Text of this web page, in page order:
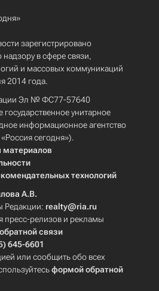
зарегистрировано
в сфере связи,
и массовых коммуникаций
2014 года.
Эл № ФС77-57640
унитарное
информационное агентство
сегодня»).
материалов
технологий
А.В.
Редакции: realty@ria.ru
релизов и рекламы
связи
645-6601
или сообщить обо всех
формой обратной